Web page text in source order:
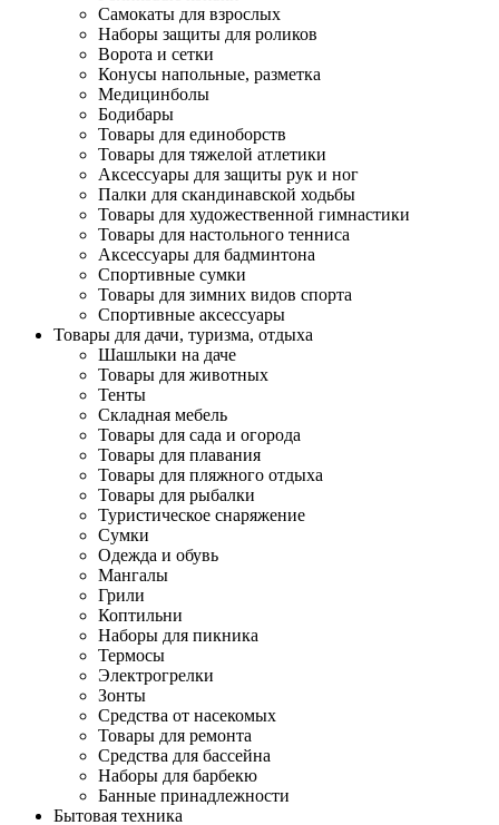
Самокаты для взрослых
Наборы защиты для роликов
Ворота и сетки
Конусы напольные, разметка
Медицинболы
Бодибары
Товары для единоборств
Товары для тяжелой атлетики
Аксессуары для защиты рук и ног
Палки для скандинавской ходьбы
Товары для художественной гимнастики
Товары для настольного тенниса
Аксессуары для бадминтона
Спортивные сумки
Товары для зимних видов спорта
Спортивные аксессуары
Товары для дачи, туризма, отдыха
Шашлыки на даче
Товары для животных
Тенты
Складная мебель
Товары для сада и огорода
Товары для плавания
Товары для пляжного отдыха
Товары для рыбалки
Туристическое снаряжение
Сумки
Одежда и обувь
Мангалы
Грили
Коптильни
Наборы для пикника
Термосы
Электрогрелки
Зонты
Средства от насекомых
Товары для ремонта
Средства для бассейна
Наборы для барбекю
Банные принадлежности
Бытовая техника